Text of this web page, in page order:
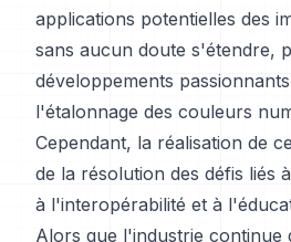
applications potentielles des
sans aucun doute s'étendre,
développements
l'étalonnage des couleurs
Cependant, la réalisation de
de la résolution des défis liés
à l'interopérabilité et à
Alors que l'industrie continue